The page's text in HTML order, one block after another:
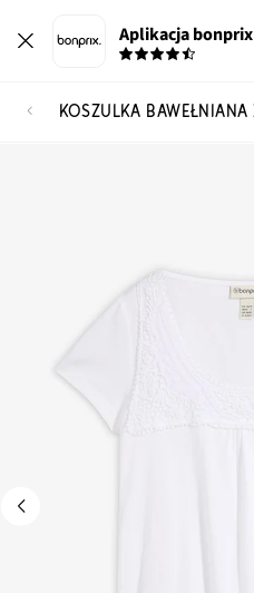
Aplikacja bonprix